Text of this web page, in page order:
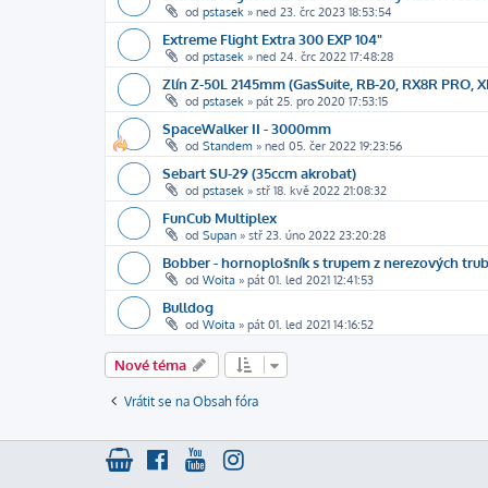
od pstasek » ned 23. črc 2023 18:53:54
Extreme Flight Extra 300 EXP 104"
od pstasek » ned 24. črc 2022 17:48:28
Zlín Z-50L 2145mm (GasSuite, RB-20, RX8R PRO,
od pstasek » pát 25. pro 2020 17:53:15
SpaceWalker II - 3000mm
od Standem » ned 05. čer 2022 19:23:56
Sebart SU-29 (35ccm akrobat)
od pstasek » stř 18. kvě 2022 21:08:32
FunCub Multiplex
od Supan » stř 23. úno 2022 23:20:28
Bobber - hornoplošník s trupem z nerezových
od Woita » pát 01. led 2021 12:41:53
Bulldog
od Woita » pát 01. led 2021 14:16:52
Nové téma
Vrátit se na Obsah fóra